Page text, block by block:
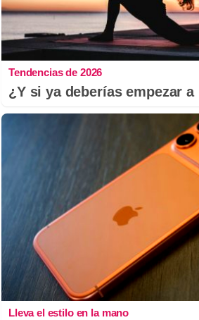
Tendencias de 2026
¿Y si ya deberías empezar
Lleva el estilo en la mano